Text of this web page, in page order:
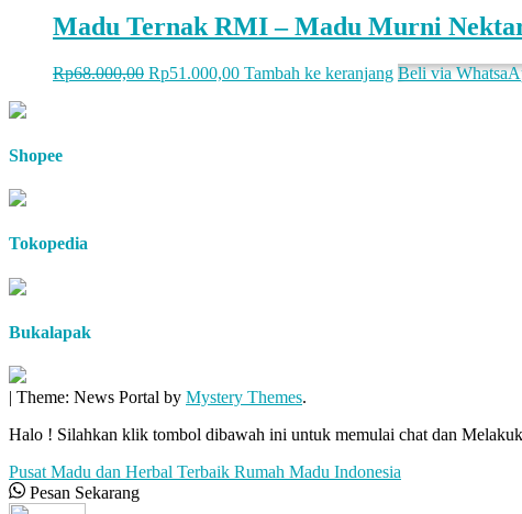
Madu Ternak RMI – Madu Murni
Rp68.000,00 Rp51.000,00 Tambah ke keranjang Beli via
Shopee
Tokopedia
Bukalapak
| Theme: News Portal by Mystery Themes.
Halo ! Silahkan klik tombol dibawah ini untuk memulai chat dan
Pusat Madu dan Herbal Terbaik Rumah Madu Indonesia
Pesan Sekarang